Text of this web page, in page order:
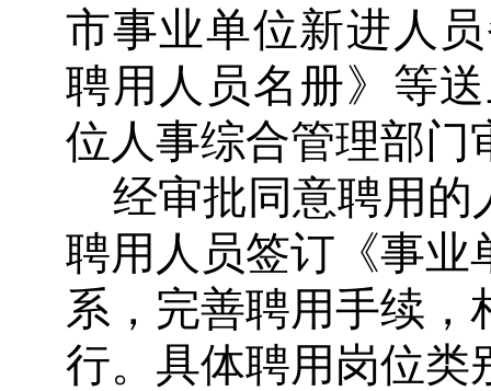
市事业单位新进人
聘用人员名册》等
位人事综合管理部门
经审批同意聘用的
聘用人员签订《事业
系，完善聘用手续
行。具体聘用岗位类